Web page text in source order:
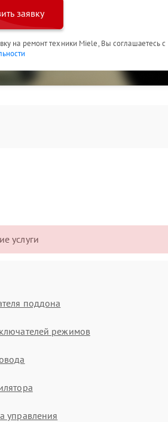
заявку
на ремонт техники Miele, Вы соглашаетесь с
услуги
поддона
режимов
управления